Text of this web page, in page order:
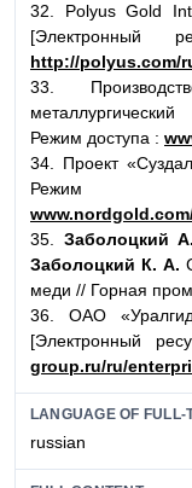
32. Polyus Gold
http://polyus.com/
33.
Режим доступа :
34. Проект
35. Заболоцкий
Заболоцкий К. А.
меди // Горная
36. ОАО
[Электронный
group.ru/ru/
LANGUAGE OF FULL-
russian